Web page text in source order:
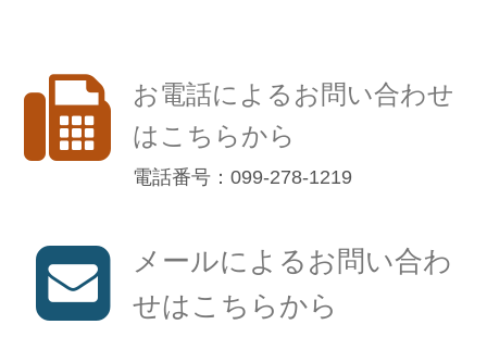
お電話によるお問い合わせ
はこちらから
電話番号：099-278-1219
メールによるお問い合わ
せはこちらから